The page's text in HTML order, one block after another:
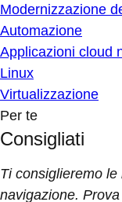
Modernizzazione
Automazione
Applicazioni cloud
Linux
Virtualizzazione
Per te
Consigliati
Ti consiglieremo
navigazione.